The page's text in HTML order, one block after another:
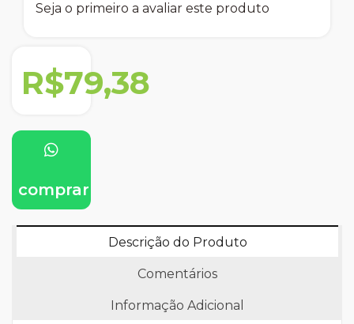
Seja o primeiro a avaliar este produto
R$79,38
comprar
Descrição do Produto
Comentários
Informação Adicional